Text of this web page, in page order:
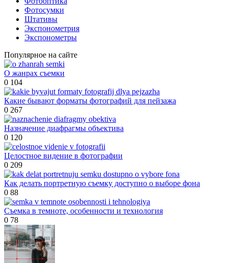
Фотосумки
Штативы
Экспонометрия
Экспонометры
Популярное на сайте
О жанрах съемки
0 104
Какие бывают форматы фотографий для пейзажа
0 267
Назначение диафрагмы объектива
0 120
Целостное видение в фотографии
0 209
Как делать портретную съемку доступно о выборе фона
0 88
Съемка в темноте, особенности и технология
0 78